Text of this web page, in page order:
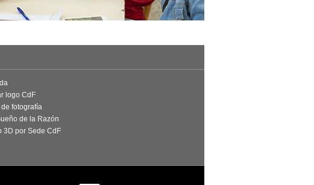
logo CdF
de fotografía
de la Razón
3D por Sede CdF